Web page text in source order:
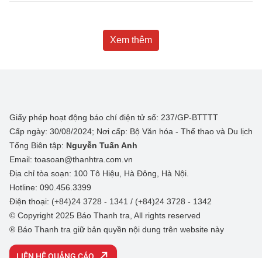
Xem thêm
Giấy phép hoạt động báo chí điện tử số: 237/GP-BTTTT
Cấp ngày: 30/08/2024; Nơi cấp: Bộ Văn hóa - Thể thao và Du lịch
Tổng Biên tập: Nguyễn Tuấn Anh
Email: toasoan@thanhtra.com.vn
Địa chỉ tòa soạn: 100 Tô Hiệu, Hà Đông, Hà Nội.
Hotline: 090.456.3399
Điện thoại: (+84)24 3728 - 1341 / (+84)24 3728 - 1342
© Copyright 2025 Báo Thanh tra, All rights reserved
® Báo Thanh tra giữ bản quyền nội dung trên website này
LIÊN HỆ QUẢNG CÁO